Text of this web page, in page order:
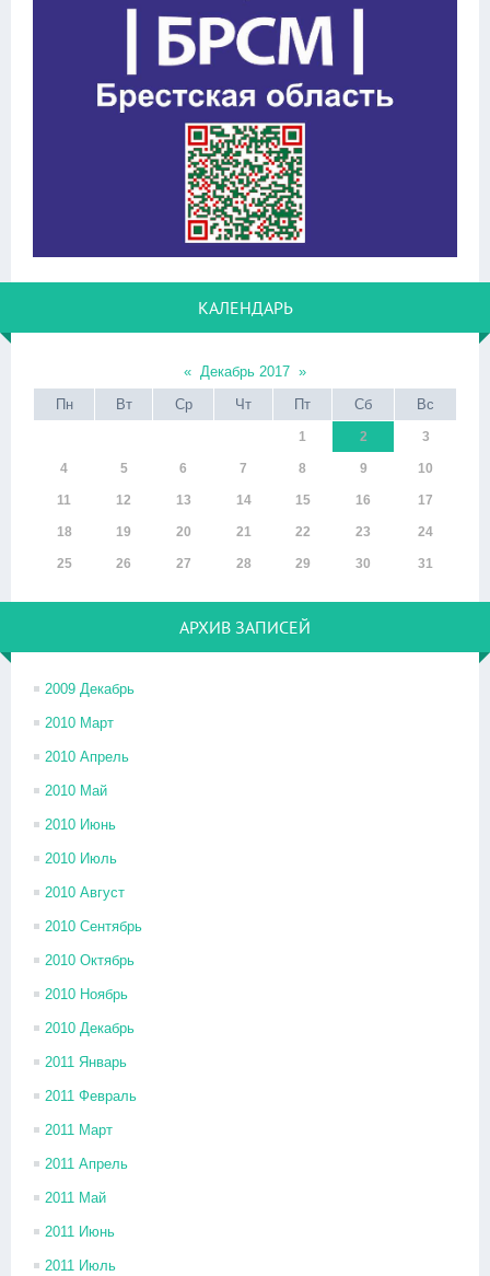
КАЛЕНДАРЬ
« Декабрь 2017 »
Пн
Вт Ср Чт Пт Сб Вс
1 2 3
4 5 6 7 8 9 10
11 12 13 14 15 16 17
18 19 20 21 22 23 24
25 26 27 28 29 30 31
АРХИВ ЗАПИСЕЙ
2009 Декабрь
2010 Март
2010 Апрель
2010 Май
2010 Июнь
2010 Июль
2010 Август
2010 Сентябрь
2010 Октябрь
2010 Ноябрь
2010 Декабрь
2011 Январь
2011 Февраль
2011 Март
2011 Апрель
2011 Май
2011 Июнь
2011 Июль